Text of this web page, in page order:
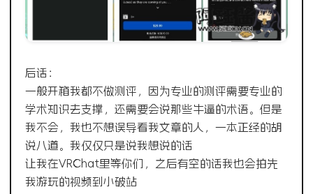
后话：
一般开箱我都不做测评，因为专业的测评需要专业的
学术知识去支撑，还需要会说那些牛逼的术语。但是
我不会，我也不想误导看我文章的人，一本正经的胡
说八道。我仅仅只是说我想说的话
让我在VRChat里等你们，之后有空的话我也会拍先
我游玩的视频到小破站